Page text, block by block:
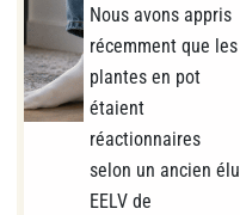
Nous avons appris
récemment que les
plantes en pot
étaient
réactionnaires
selon un ancien élu
EELV de